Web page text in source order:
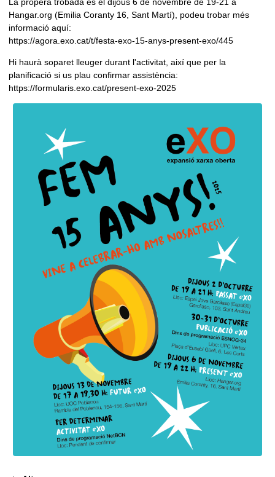
Hangar.org (Emilia Coranty 16, Sant Martí), podeu trobar més
informació aquí:
https://agora.exo.cat/t/festa-exo-15-anys-present-exo/445
Hi haurà soparet lleuger durant l'activitat, així que per la
planificació si us plau confirmar assistència:
https://formularis.exo.cat/present-exo-2025